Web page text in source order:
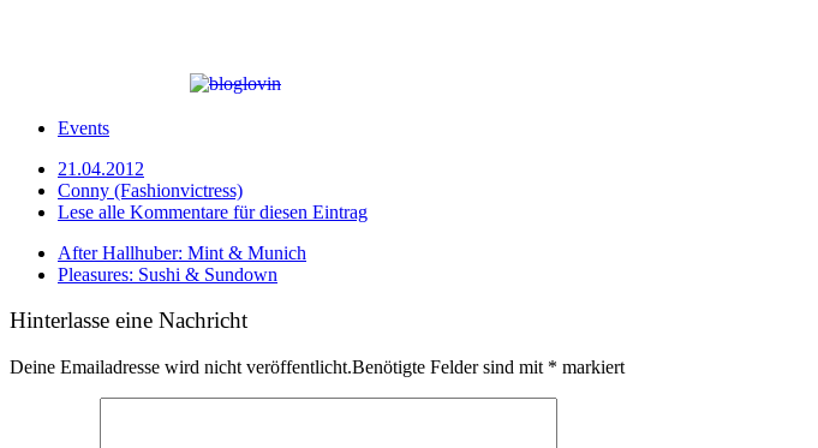
Events
21.04.2012
Conny (Fashionvictress)
Lese alle Kommentare für diesen Eintrag
After Hallhuber: Mint & Munich
Pleasures: Sushi & Sundown
Hinterlasse eine Nachricht
Deine Emailadresse wird nicht veröffentlicht.Benötigte Felder sind mit * markiert